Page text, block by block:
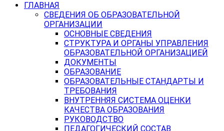
ГЛАВНАЯ
СВЕДЕНИЯ ОБ ОБРАЗОВАТЕЛЬНОЙ
ОРГАНИЗАЦИИ
ОСНОВНЫЕ СВЕДЕНИЯ
СТРУКТУРА И ОРГАНЫ УПРАВЛЕНИЯ
ОБРАЗОВАТЕЛЬНОЙ ОРГАНИЗАЦИЕЙ
ДОКУМЕНТЫ
ОБРАЗОВАНИЕ
ОБРАЗОВАТЕЛЬНЫЕ СТАНДАРТЫ И
ТРЕБОВАНИЯ
ВНУТРЕННЯЯ СИСТЕМА ОЦЕНКИ
КАЧЕСТВА ОБРАЗОВАНИЯ
РУКОВОДСТВО
ПЕДАГОГИЧЕСКИЙ СОСТАВ